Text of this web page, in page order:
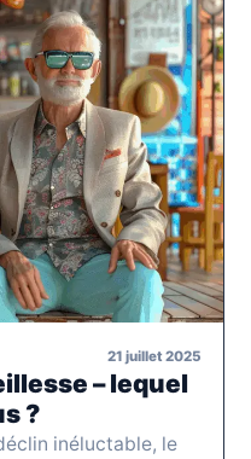
21 juillet 2025
– lequel
?
inéluctable, le